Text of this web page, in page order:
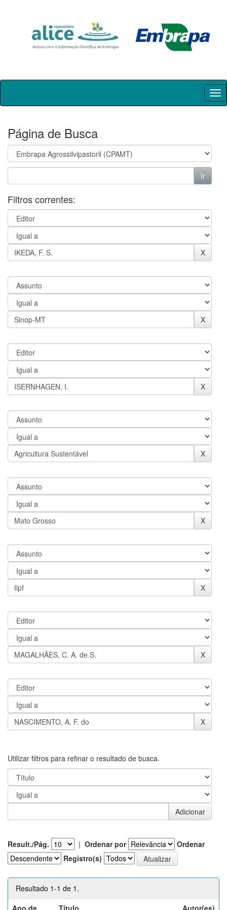
Skip
Página de Busca
Filtros correntes:
Utilizar filtros para refinar o resultado de busca.
Result./Pág. | Ordenar por
Ordenar
Registro(s)
Resultado 1-1 de 1.
Ano de
Título Autor(es)